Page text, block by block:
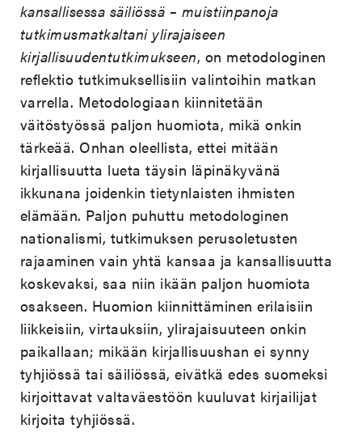
kansallisessa säiliössä – muistiinpanoja
tutkimusmatkaltani ylirajaiseen
kirjallisuudentutkimukseen, on metodologinen
reflektio tutkimuksellisiin valintoihin matkan
varrella. Metodologiaan kiinnitetään
väitöstyössä paljon huomiota, mikä onkin
tärkeää. Onhan oleellista, ettei mitään
kirjallisuutta lueta täysin läpinäkyvänä
ikkunana joidenkin tietynlaisten ihmisten
elämään. Paljon puhuttu metodologinen
nationalismi, tutkimuksen perusoletusten
rajaaminen vain yhtä kansaa ja kansallisuutta
koskevaksi, saa niin ikään paljon huomiota
osakseen. Huomion kiinnittäminen erilaisiin
liikkeisiin, virtauksiin, ylirajaisuuteen onkin
paikallaan; mikään kirjallisuushan ei synny
tyhjiössä tai säiliössä, eivätkä edes suomeksi
kirjoittavat valtaväestöön kuuluvat kirjailijat
kirjoita tyhjiössä.